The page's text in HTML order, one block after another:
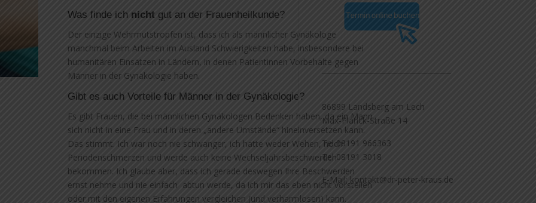
Was finde ich nicht gut an der Frauenheilkunde?
Der einzige Wehrmutstropfen ist, dass ich als männlicher Gynäkologe
manchmal beim Arbeiten im Ausland Schwierigkeiten habe, insbesondere bei
humanitären Einsätzen in Ländern, in denen Patientinnen Vorbehalte gegen
Männer in der Gynäkologie haben.
Gibt es auch Vorteile für Männer in der Gynäkologie?
Es gibt Frauen, die bei männlichen Gynäkologen Bedenken haben, da ein Mann
sich nicht in eine Frau und in deren „andere Umstände“ hineinversetzen kann.
Das stimmt. Ich war noch nie schwanger, ich hatte weder Wehen, noch
Periodenschmerzen und werde auch keine Wechseljahrsbeschwerden
bekommen. Ich glaube aber, dass ich gerade deswegen Ihre Beschwerden
ernst nehme und nie einfach abtun werde, da ich mir das eben nicht vorstellen
oder mit den eigenen Erfahrungen vergleichen (und verharmlosen) kann.
____________________________________
86899 Landsberg am Lech
Max-Planck-Straße 14
Tel 08191 966363
Tel 08191 3018
E-Mail: kontakt@dr-peter-kraus.de